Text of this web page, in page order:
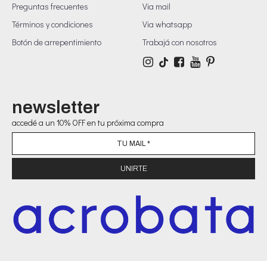
Preguntas frecuentes
Términos y condiciones
Botón de arrepentimiento
Via mail
Via whatsapp
Trabajá con nosotros
newsletter
accedé a un 10% OFF en tu próxima compra